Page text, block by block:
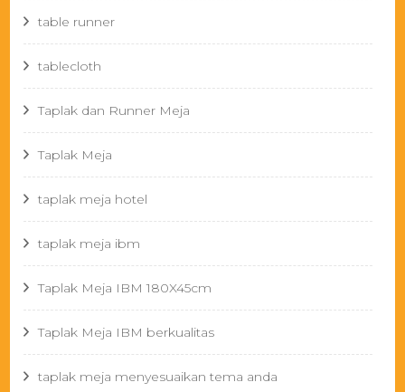
table runner
tablecloth
Taplak dan Runner Meja
Taplak Meja
taplak meja hotel
taplak meja ibm
Taplak Meja IBM 180X45cm
Taplak Meja IBM berkualitas
taplak meja menyesuaikan tema anda